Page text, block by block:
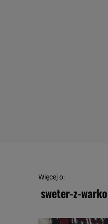
Więcej o:
sweter-z-